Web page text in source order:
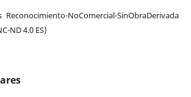
NoComercial-SinObraDerivada
ND 4.0 ES)